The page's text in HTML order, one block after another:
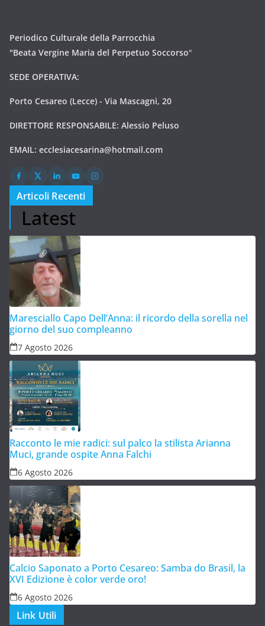
Periodico Culturale della Parrocchia
"Beata Vergine Maria del Perpetuo Soccorso"
SEDE OPERATIVA:
Porto Cesareo (Lecce) - Via Mascagni, 20
DIRETTORE RESPONSABILE: Alessio Peluso
EMAIL: ecclesiacesarina@hotmail.com
Articoli Recenti
Latest
Maresciallo Capo Dell’Anna: il ricordo della sorella nel
giorno del suo compleanno
7 Agosto 2026
Racconto le mie radici: sul palco la stilista Arianna
Muci, grande ospite Anna Falchi
6 Agosto 2026
Calcio Saponato a Porto Cesareo: Samba do Brasil, la
XVI Edizione è color verde oro!
6 Agosto 2026
Link Utili